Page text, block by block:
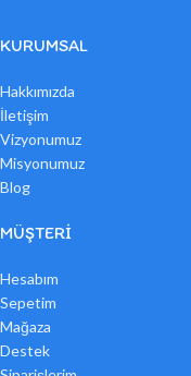
KURUMSAL
Hakkımızda
İletişim
Vizyonumuz
Misyonumuz
Blog
MÜŞTERI
Hesabım
Sepetim
Mağaza
Destek